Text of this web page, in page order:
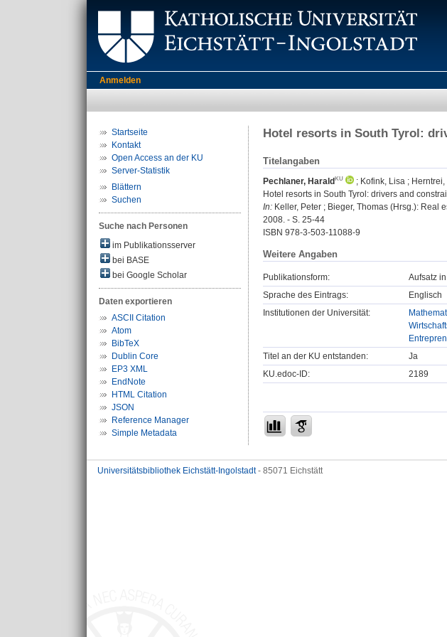
Anmelden
Startseite
Kontakt
Open Access an der KU
Server-Statistik
Blättern
Suchen
Suche nach Personen
im Publikationsserver
bei BASE
bei Google Scholar
Daten exportieren
ASCII Citation
Atom
BibTeX
Dublin Core
EP3 XML
EndNote
HTML Citation
JSON
Reference Manager
Simple Metadata
Hotel resorts in South Tyrol:
Titelangaben
Pechlaner, Harald ; Kofink, Lisa ;
Hotel resorts in South Tyrol: drivers and
In: Keller, Peter ; Bieger, Thomas (Hrsg.): Real
2008. - S. 25-44
ISBN 978-3-503-11088-9
Weitere Angaben
Publikationsform:
Aufsatz
Sprache des Eintrags:
Englisch
Institutionen der Universität:
Titel an der KU entstanden:
Ja
KU.edoc-ID:
2189
Universitätsbibliothek Eichstätt-Ingolstadt- 85071 Eichstätt